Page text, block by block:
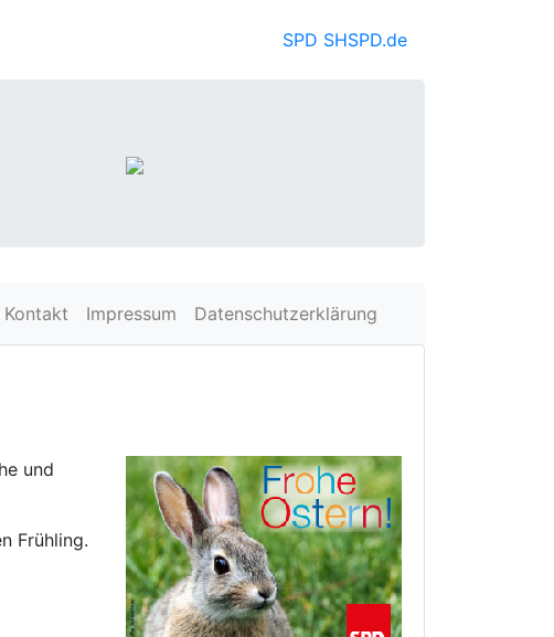
SPD SHSPD.de
Kontakt Impressum Datenschutzerklärung
und
Frühling.